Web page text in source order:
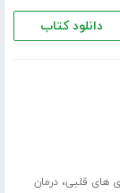
دانلود کتاب
های قلبی،درمان